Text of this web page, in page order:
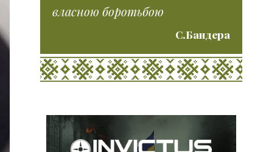
власною боротьбою
С.Бандера